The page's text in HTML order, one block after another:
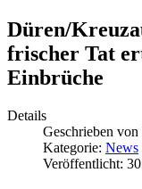
Düren/
frischer Tat
Einbrüche
Details
Geschrieben von
Kategorie: News
Veröffentlicht: